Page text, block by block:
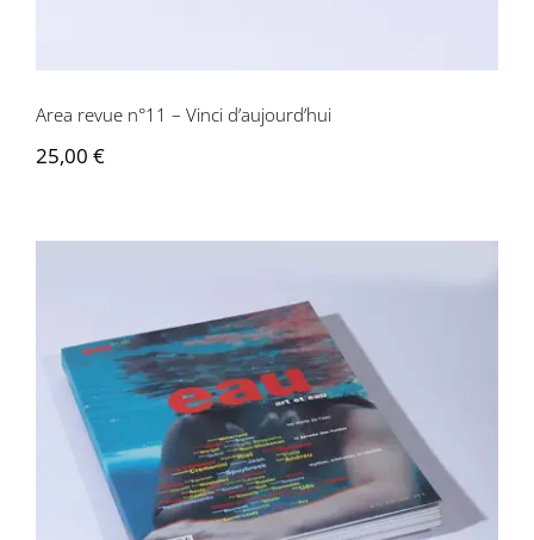
Area revue n°11 – Vinci d’aujourd’hui
25,00 €
Area revue n°12 – Eau